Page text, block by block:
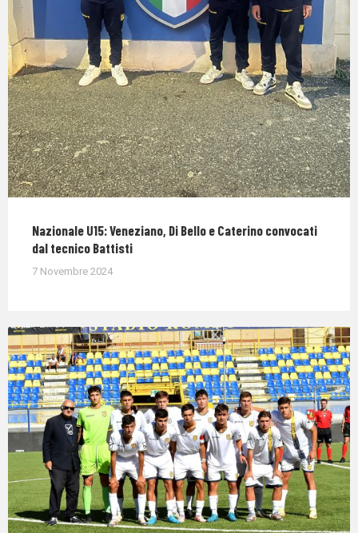
Nazionale U15: Veneziano, Di Bello e Caterino convocati
dal tecnico Battisti
7 Novembre 2024